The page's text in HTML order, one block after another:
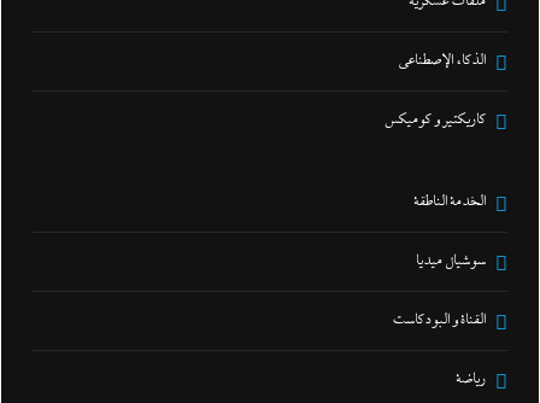
الذكاء الإصطناعي
كاريكتير و كوميكس
الخدمة الناطقة
سوشيال ميديا
القناة و البودكاست
رياضة